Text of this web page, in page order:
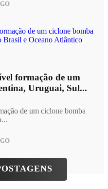
formação de um
Uruguai, Sul...
de um ciclone bomba